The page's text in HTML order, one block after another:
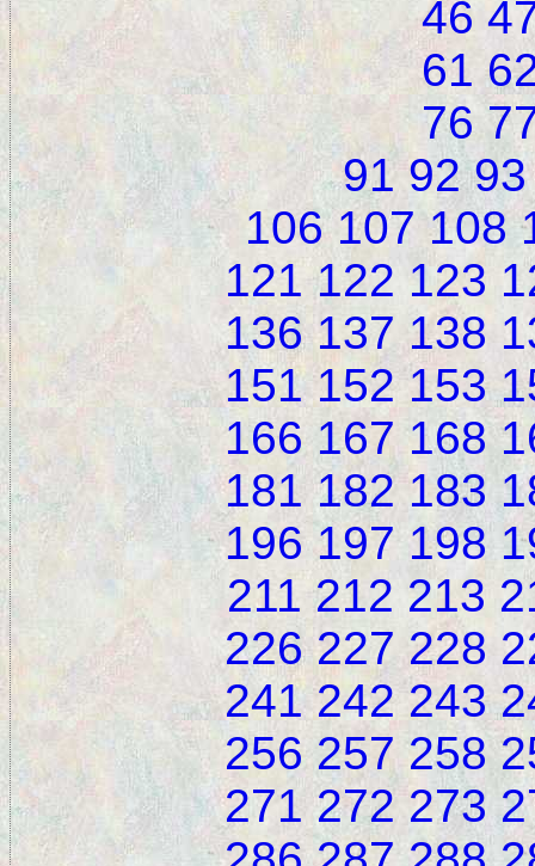
46
61
76
91 92 93
106 107 108
121 122 123
136 137 138
151 152 153
166 167 168
181 182 183
196 197 198
211 212 213
226 227 228
241 242 243
256 257 258
271 272 273